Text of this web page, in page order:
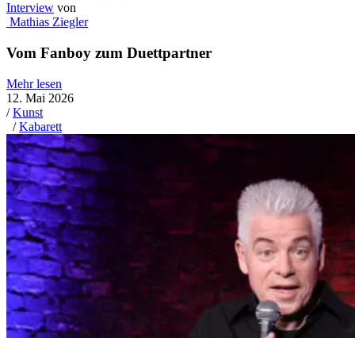
Interview von
Mathias Ziegler
Vom Fanboy zum Duettpartner
Mehr lesen
12. Mai 2026
/Kunst
/Kabarett